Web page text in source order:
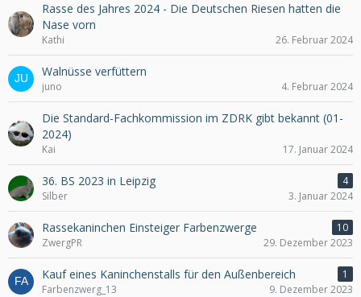
Rasse des Jahres 2024 - Die Deutschen Riesen hatten die
Nase vorn
Kathi 26. Februar 2024
Walnüsse verfüttern
juno 4. Februar 2024
Die Standard-Fachkommission im ZDRK gibt bekannt (01-
2024)
Kai 17. Januar 2024
36. BS 2023 in Leipzig
4
Silber
3. Januar 2024
Rassekaninchen Einsteiger Farbenzwerge
10
ZwergPR
29. Dezember 2023
Kauf eines Kaninchenstalls für den Außenbereich
1
Farbenzwerg_13
9. Dezember 2023